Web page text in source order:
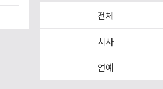
전체
시사
연예